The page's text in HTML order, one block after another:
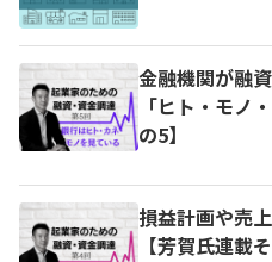
金融機関が融
「ヒト・モノ
の5】
損益計画や売
【芳賀氏連載